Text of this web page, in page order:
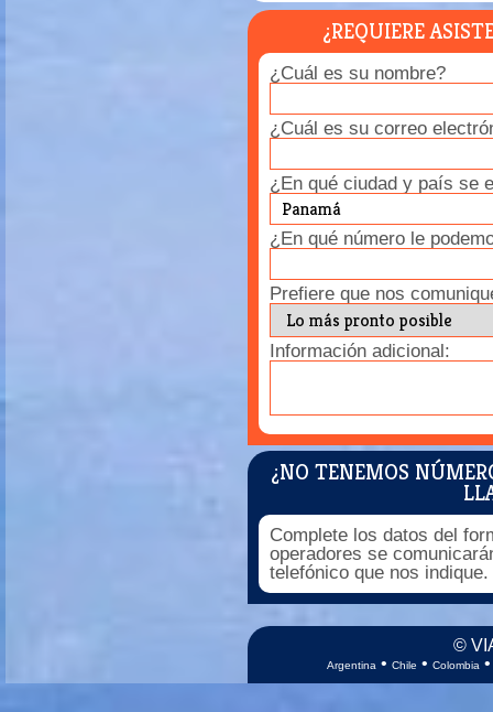
¿REQUIERE
¿Cuál es su nombre?
¿Cuál es su correo
¿En qué ciudad y país se
¿En qué número le
Prefiere que nos
Información adicional:
¿NO TENEMOS
Complete los datos del
operadores se
telefónico que nos indique.
©
Argentina • Chile • Colombia